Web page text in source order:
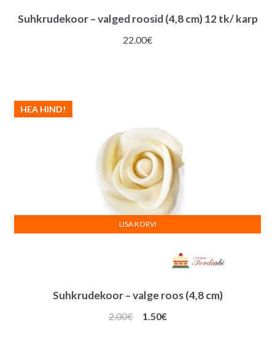
Suhkrudekoor – valged roosid (4,8 cm) 12 tk/ karp
22.00€
Suhkrudekoor – valge roos (4,8 cm)
HEA HIND!
2.00€
Algne
1.50€Praegune
LISA KORVI